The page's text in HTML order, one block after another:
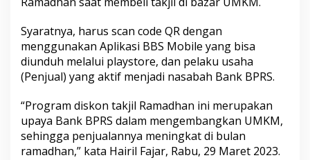
Syaratnya, harus scan code QR dengan
menggunakan Aplikasi BBS Mobile yang bisa
diunduh melalui playstore, dan pelaku usaha
(Penjual) yang aktif menjadi nasabah Bank BPRS.
“Program diskon takjil Ramadhan ini merupakan
upaya Bank BPRS dalam mengembangkan UMKM,
sehingga penjualannya meningkat di bulan
ramadhan,” kata Hairil Fajar, Rabu, 29 Maret 2023.